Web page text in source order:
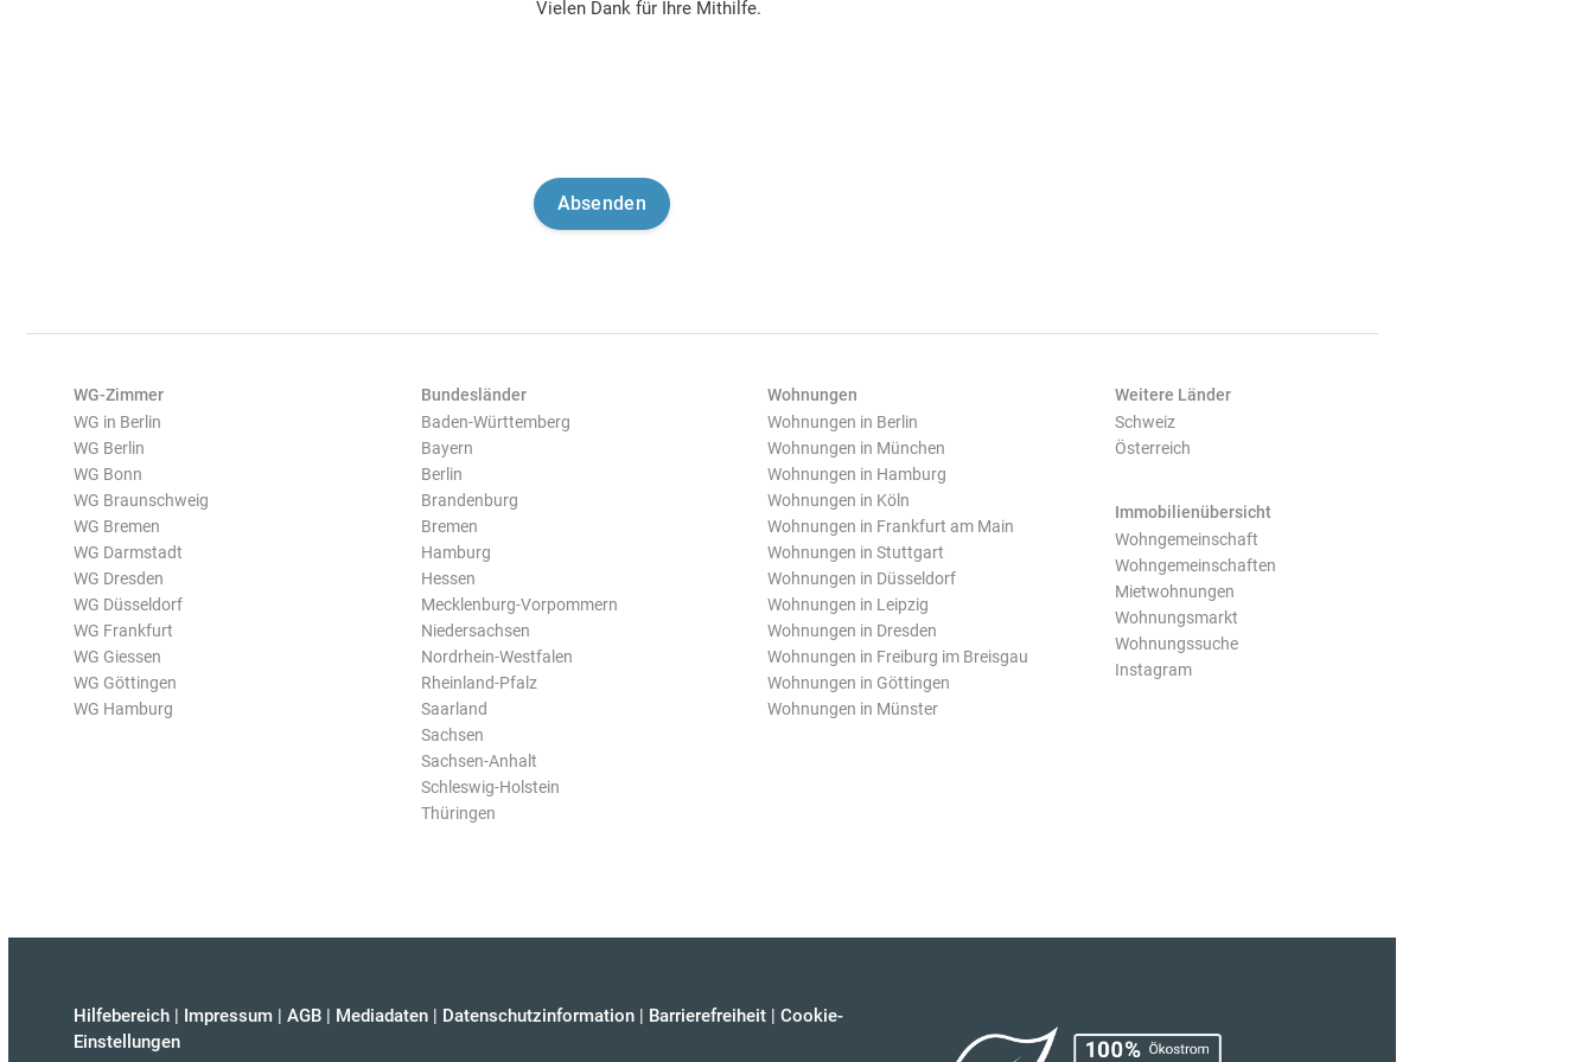
Vielen Dank für Ihre Mithilfe.
WG-Zimmer
WG in Berlin
WG Berlin
WG Bonn
WG Braunschweig
WG Bremen
WG Darmstadt
WG Dresden
WG Düsseldorf
WG Frankfurt
WG Giessen
WG Göttingen
WG Hamburg
Bundesländer
Baden-Württemberg
Bayern
Berlin
Brandenburg
Bremen
Hamburg
Hessen
Mecklenburg-Vorpommern
Niedersachsen
Nordrhein-Westfalen
Rheinland-Pfalz
Saarland
Sachsen
Sachsen-Anhalt
Schleswig-Holstein
Thüringen
Wohnungen
Wohnungen in Berlin
Wohnungen in München
Wohnungen in Hamburg
Wohnungen in Köln
Wohnungen in Frankfurt am Main
Wohnungen in Stuttgart
Wohnungen in Düsseldorf
Wohnungen in Leipzig
Wohnungen in Dresden
Wohnungen in Freiburg im Breisgau
Wohnungen in Göttingen
Wohnungen in Münster
Weitere Länder
Schweiz
Österreich
Immobilienübersicht
Wohngemeinschaft
Wohngemeinschaften
Mietwohnungen
Wohnungsmarkt
Wohnungssuche
Instagram
Hilfebereich | Impressum | AGB | Mediadaten | Datenschutzinformation | Barrierefreiheit | Cookie-
Einstellungen